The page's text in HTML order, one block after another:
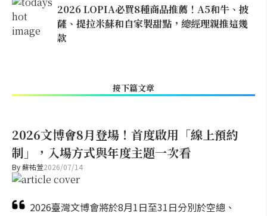
2026 LOPIA必買8種商品推薦！A5和牛、披
薩、提拉米蘇和自家製甜點，總經理親推這幾
款
接下篇文章
2026文博會8月登場！首度啟用「線上預約
制」，入場方式與年度主題一次看
By蘇祐萱2026/07/14
2026臺灣文博會將於8月1日至31日分別於空總、